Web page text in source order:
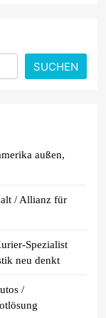
US-Dollar
SUCHEN
außen,
/ Allianz für
Spezialist
neu denkt
/